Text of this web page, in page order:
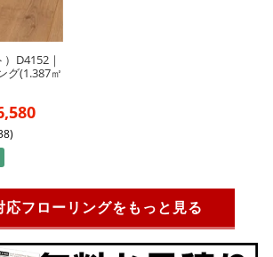
D4152｜
グ(1.387㎡
)
応フローリングをもっと見る